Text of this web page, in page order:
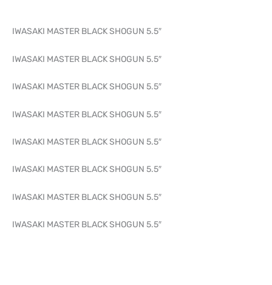
IWASAKI MASTER BLACK SHOGUN 5.5″
IWASAKI MASTER BLACK SHOGUN 5.5″
IWASAKI MASTER BLACK SHOGUN 5.5″
IWASAKI MASTER BLACK SHOGUN 5.5″
IWASAKI MASTER BLACK SHOGUN 5.5″
IWASAKI MASTER BLACK SHOGUN 5.5″
IWASAKI MASTER BLACK SHOGUN 5.5″
IWASAKI MASTER BLACK SHOGUN 5.5″